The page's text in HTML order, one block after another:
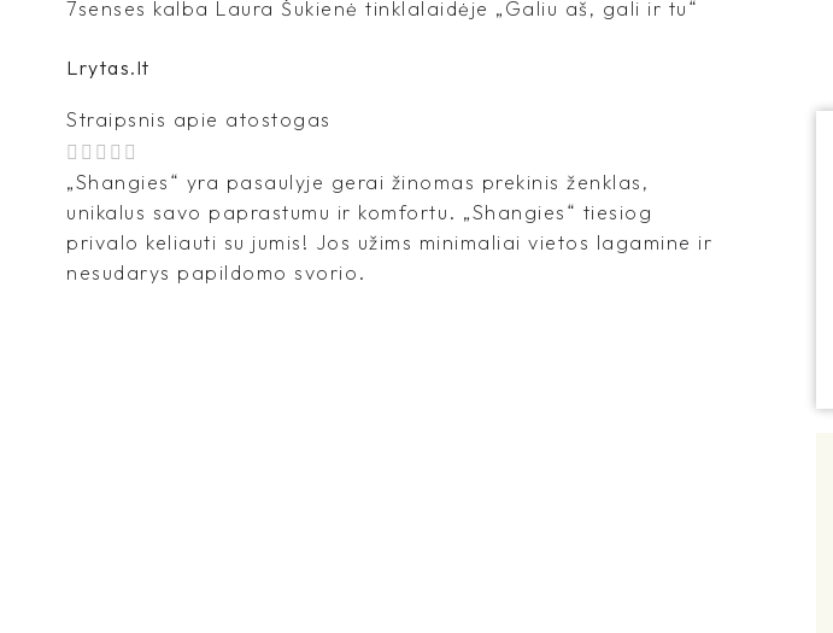
7senses kalba Laura Šukienė tinklalaidėje „Galiu aš, gali ir tu“
Lrytas.lt
Straipsnis apie atostogas
„Shangies“ yra pasaulyje gerai žinomas prekinis ženklas,
unikalus savo paprastumu ir komfortu. „Shangies“ tiesiog
privalo keliauti su jumis! Jos užims minimaliai vietos lagamine ir
nesudarys papildomo svorio.